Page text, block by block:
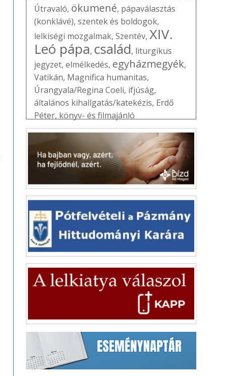
Útravaló, ökumené, pápaválasztás
(konklávé), szentek és boldogok,
lelkiségi mozgalmak, Szentév, XIV.
Leó pápa, család, liturgikus
jegyzet, elmélkedés, egyházmegyék,
Vatikán, Magnifica humanitas,
Úrangyala/Regina Coeli, ifjúság,
általános kihallgatás/katekézis, Erdő
Péter, könyv- és filmajánló